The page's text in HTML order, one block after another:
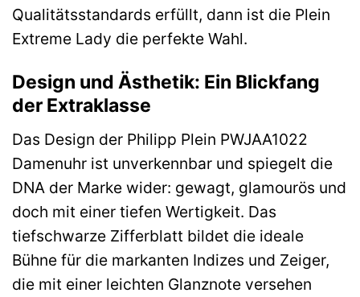
Qualitätsstandards erfüllt, dann ist die Plein
Extreme Lady die perfekte Wahl.
Design und Ästhetik: Ein Blickfang
der Extraklasse
Das Design der Philipp Plein PWJAA1022
Damenuhr ist unverkennbar und spiegelt die
DNA der Marke wider: gewagt, glamourös und
doch mit einer tiefen Wertigkeit. Das
tiefschwarze Zifferblatt bildet die ideale
Bühne für die markanten Indizes und Zeiger,
die mit einer leichten Glanznote versehen